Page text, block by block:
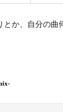
とか、自分の曲